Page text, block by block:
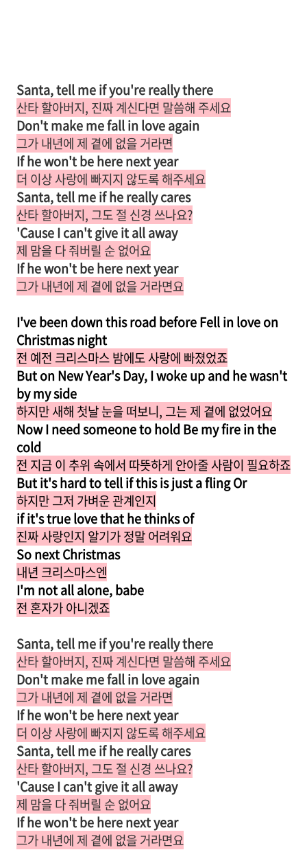
Santa, tell me if you're really there
산타 할아버지, 진짜 계신다면 말씀해 주세요
Don't make me fall in love again
그가 내년에 제 곁에 없을 거라면
If he won't be here next year
더 이상 사랑에 빠지지 않도록 해주세요
Santa, tell me if he really cares
산타 할아버지, 그도 절 신경 쓰나요?
'Cause I can't give it all away
제 맘을 다 줘버릴 순 없어요
If he won't be here next year
그가 내년에 제 곁에 없을 거라면요
I've been down this road before Fell in love on
Christmas night
전 예전 크리스마스 밤에도 사랑에 빠졌었죠
But on New Year's Day, I woke up and he wasn't
by my side
하지만 새해 첫날 눈을 떠보니, 그는 제 곁에 없었어요
Now I need someone to holdBe my fire in the
cold
전 지금 이 추위 속에서 따뜻하게 안아줄 사람이 필요하죠
But it's hard to tell if this is just a fling Or
하지만 그저 가벼운 관계인지
if it's true love that he thinks of
진짜 사랑인지 알기가 정말 어려워요
So next Christmas
내년 크리스마스엔
I'm not all alone, babe
전 혼자가 아니겠죠
Santa, tell me if you're really there
산타 할아버지, 진짜 계신다면 말씀해 주세요
Don't make me fall in love again
그가 내년에 제 곁에 없을 거라면
If he won't be here next year
더 이상 사랑에 빠지지 않도록 해주세요
Santa, tell me if he really cares
산타 할아버지, 그도 절 신경 쓰나요?
'Cause I can't give it all away
제 맘을 다 줘버릴 순 없어요
If he won't be here next year
그가 내년에 제 곁에 없을 거라면요